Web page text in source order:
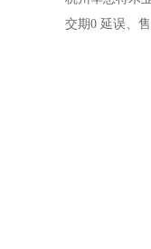
交期0 延误、